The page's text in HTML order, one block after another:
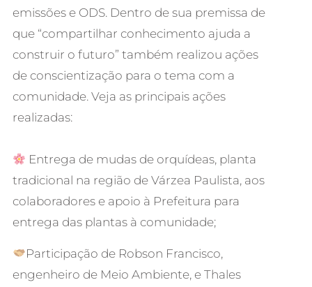
emissões e ODS. Dentro de sua premissa de
que “compartilhar conhecimento ajuda a
construir o futuro” também realizou ações
de conscientização para o tema com a
comunidade. Veja as principais ações
realizadas:
Entrega de mudas de orquídeas, planta
tradicional na região de Várzea Paulista, aos
colaboradores e apoio à Prefeitura para
entrega das plantas à comunidade;
Participação de Robson Francisco,
engenheiro de Meio Ambiente, e Thales